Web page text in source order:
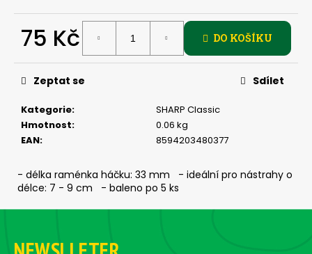
75 Kč
cena:
DO KOŠÍKU
Kategorie:
SHARP Classic
Hmotnost:
0.06 kg
EAN: 8594203480377
Zeptat se Sdílet
- délka raménka háčku: 33 mm - ideální pro nástrahy o
délce: 7 - 9 cm - baleno po 5 ks
HLEDAT
o
p
o
u
č
m
Z